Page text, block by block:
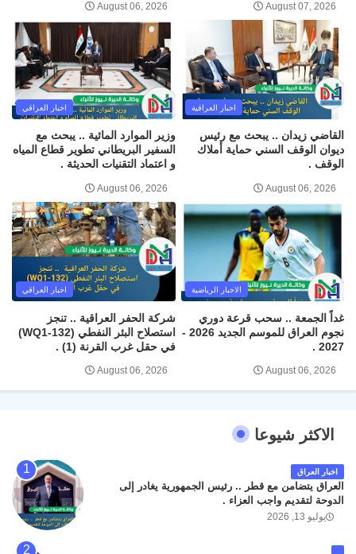
August 07, 2026
August 06, 2026
اخبار العراقية
القاضي زيدان .. يبحث مع رئيس
ديوان الوقف السني حماية أملاك
الوقف .
August 06, 2026
اخبار العراقي
وزير الموارد المائية .. يبحث مع
السفير البريطاني تطوير قطاع المياه
و اعتماد التقنيات الحديثة .
August 06, 2026
الاخبار الرياضية
غداً الجمعة .. سحب قرعة دوري
نجوم العراق للموسم الجديد 2026 -
2027 .
August 06, 2026
اخبار العراقي
شركة الحفر العراقية .. تنجز
استصلاح البئر النفطي (WQ1-132)
في حقل غرب القرنة (1) .
August 06, 2026
الاكثر شيوعا
اخبار العراق
العراق يتضامن مع قطر .. رئيس الجمهورية يغادر إلى
الدوحة لتقديم واجب العزاء .
يوليو 13, 2026